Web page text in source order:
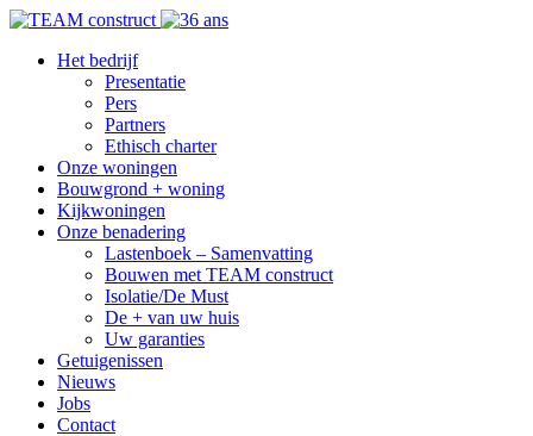
Het bedrijf
Presentatie
Pers
Partners
Ethisch charter
Onze woningen
Bouwgrond + woning
Kijkwoningen
Onze benadering
Lastenboek – Samenvatting
Bouwen met TEAM construct
Isolatie/De Must
De + van uw huis
Uw garanties
Getuigenissen
Nieuws
Jobs
Contact